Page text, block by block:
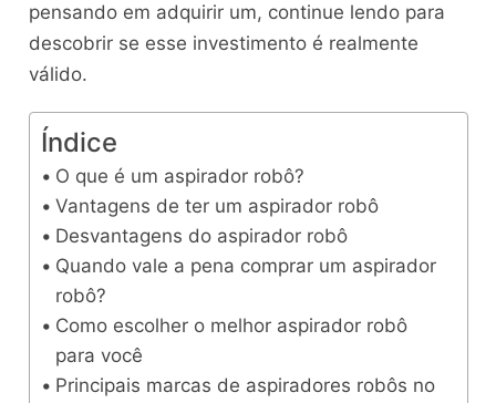
pensando em adquirir um, continue lendo para
descobrir se esse investimento é realmente
válido.
Índice
O que é um aspirador robô?
Vantagens de ter um aspirador robô
Desvantagens do aspirador robô
Quando vale a pena comprar um aspirador
robô?
Como escolher o melhor aspirador robô
para você
Principais marcas de aspiradores robôs no